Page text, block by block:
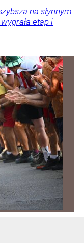
na słynnym
etap i